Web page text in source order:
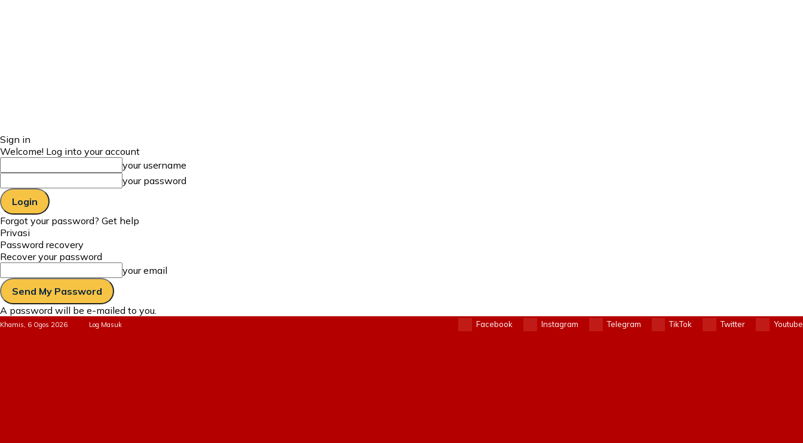
Sign in
Welcome! Log into your account
your username
your password
Forgot your password? Get help
Privasi
Password recovery
Recover your password
your email
A password will be e-mailed to you.
Khamis, 6 Ogos 2026 Log Masuk Facebook Instagram Telegram TikTok Twitter Youtube